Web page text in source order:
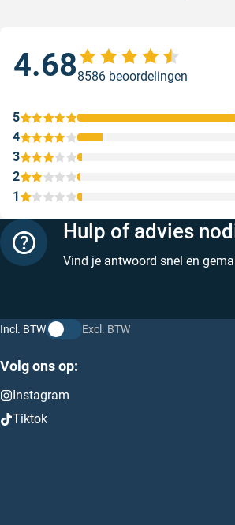
4.688586 beoordelingen
1
2
3
4
5
Hulp of advies
Vind je antwoord snel en
Incl. BTW Excl. BTW
Volg ons op:
Instagram
Tiktok